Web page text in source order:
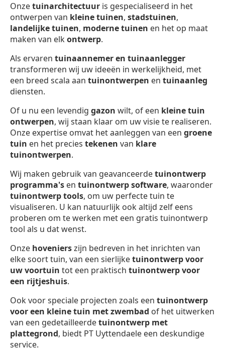
Onzetuinarchitectuur is gespecialiseerd in het
ontwerpen van kleine tuinen, stadstuinen,
landelijke tuinen, moderne tuinen en het op maat
maken van elkontwerp.
Als ervaren tuinaannemer en tuinaanlegger
transformeren wij uw ideeën in werkelijkheid, met
een breed scala aan tuinontwerpen en tuinaanleg
diensten.
Of u nu een levendig gazon wilt, of een kleine tuin
ontwerpen, wij staan klaar om uw visie te realiseren.
Onze expertise omvat het aanleggen van een groene
tuin en het precies tekenen van klare
tuinontwerpen.
Wij maken gebruik van geavanceerdetuinontwerp
programma's en tuinontwerp software, waaronder
tuinontwerptools, om uw perfecte tuin te
visualiseren. U kan natuurlijk ook altijd zelf eens
proberen om te werken met een gratis tuinontwerp
tool als u dat wenst.
Onze hovenierszijn bedreven in het inrichten van
elke soort tuin, van een sierlijketuinontwerp voor
uw voortuin tot een praktisch tuinontwerp voor
een rijtjeshuis.
Ook voor speciale projecten zoals een tuinontwerp
voor een kleine tuin met zwembad of het uitwerken
van een gedetailleerdetuinontwerp met
plattegrond, biedt PT Uyttendaele een deskundige
service.